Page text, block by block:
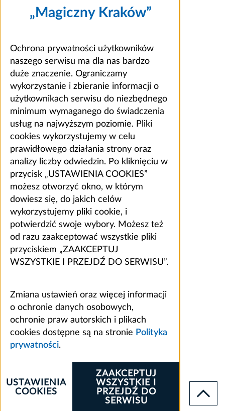
„Magiczny Kraków”
Ochrona prywatności użytkowników
naszego serwisu ma dla nas bardzo
duże znaczenie. Ograniczamy
wykorzystanie i zbieranie informacji o
użytkownikach serwisu do niezbędnego
minimum wymaganego do świadczenia
usług na najwyższym poziomie. Pliki
cookies wykorzystujemy w celu
prawidłowego działania strony oraz
analizy liczby odwiedzin. Po kliknięciu w
przycisk „USTAWIENIA COOKIES”
możesz otworzyć okno, w którym
dowiesz się, do jakich celów
wykorzystujemy pliki cookie, i
potwierdzić swoje wybory. Możesz też
od razu zaakceptować wszystkie pliki
przyciskiem „ZAAKCEPTUJ
WSZYSTKIE I PRZEJDŹ DO SERWISU”.
Zmiana ustawień oraz więcej informacji
o ochronie danych osobowych,
ochronie praw autorskich i plikach
cookies dostępne są na stronie Polityka
prywatności.
ZAAKCEPTUJ
WSZYSTKIE I
PRZEJDŹ DO
SERWISU
USTAWIENIA
COOKIES